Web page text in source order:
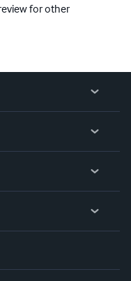
for other